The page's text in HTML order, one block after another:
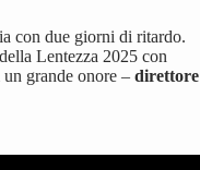
con due giorni di ritardo.
Lentezza 2025 con
grande onore – direttore